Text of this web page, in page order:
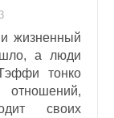
жизненный
а люди
тонко
отношений,
своих